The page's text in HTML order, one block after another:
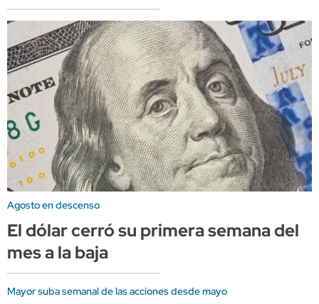
Agosto en descenso
El dólar cerró su primera semana del
mes a la baja
Mayor suba semanal de las acciones desde mayo